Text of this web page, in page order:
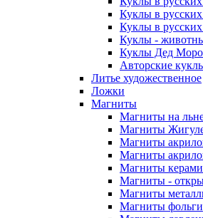
Куклы в
Куклы в
Куклы -
Куклы Дед
Авторские
Литье художественное
Ложки
Магниты
Магниты на
Магниты
Магниты
Магниты
Магниты
Магниты -
Магниты
Магниты